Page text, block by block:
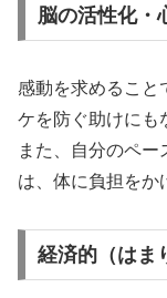
脳の活性化・
感動を求めること
ケを防ぐ助けにも
また、自分のペ
は、体に負担をか
経済的（はま